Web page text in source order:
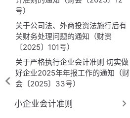
号）
关于公司法、外商投资法施行后有
关财务处理问题的通知（财资
〔2025〕101号）
关于严格执行企业会计准则 切实做
好企业2025年年报工作的通知（财
会〔2025〕33号）
小企业会计准则